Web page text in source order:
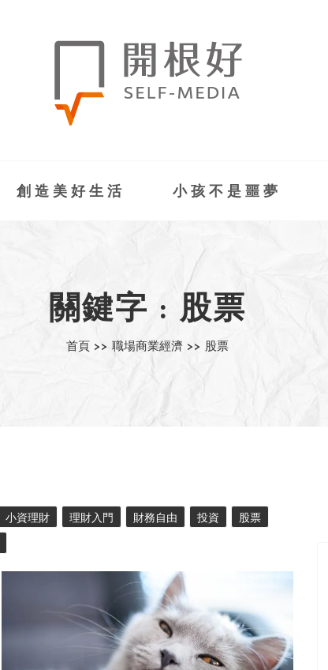
創造美好生活 小孩不是噩夢
關鍵字 : 股票
首頁 >> 職場商業經濟 >> 股票
小資理財 理財入門 財務自由 投資 股票